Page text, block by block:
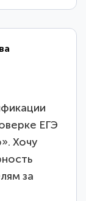
ЕГЭ
Хочу
за